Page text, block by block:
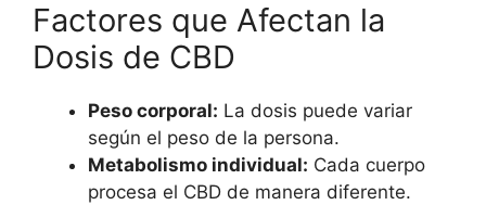
Factores que Afectan la
Dosis de CBD
Peso corporal: La dosis puede variar
según el peso de la persona.
Metabolismo individual: Cada cuerpo
procesa el CBD de manera diferente.